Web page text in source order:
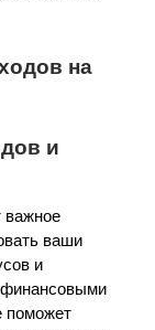
на
и
важное
ваши
и
финансовыми
поможет